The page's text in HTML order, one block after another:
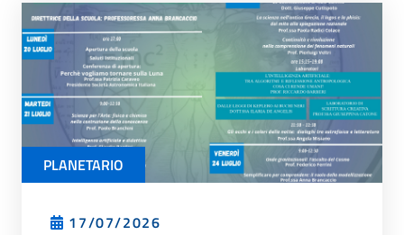
PLANETARIO
17/07/2026